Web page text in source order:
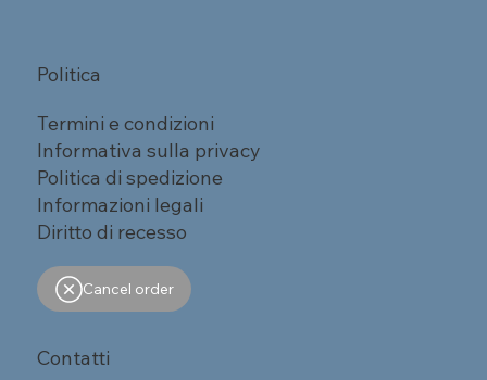
Politica
Termini e condizioni
Informativa sulla privacy
Politica di spedizione
Informazioni legali
Diritto di recesso
Cancel order
Contatti